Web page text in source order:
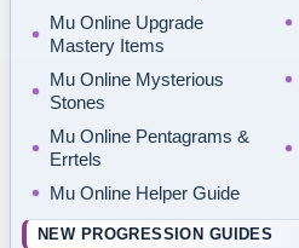
Mu Online Upgrade
Mastery Items
Mu Online Mysterious
Stones
Mu Online Pentagrams &
Errtels
Mu Online Helper Guide
NEW PROGRESSION GUIDES